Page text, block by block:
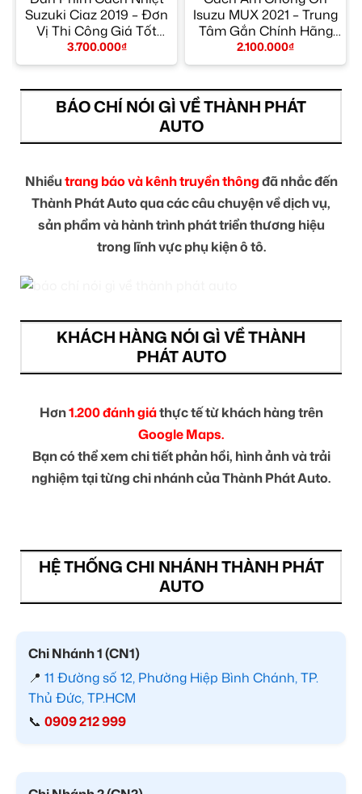
Suzuki Ciaz 2019 – Đơn
Vị Thi Công Giá Tốt
TPHCM
3.700.000₫
Isuzu MUX 2021 – Trung
Tâm Gắn Chính Hãng
Giá Tốt TPHCM
2.100.000₫
BÁO CHÍ NÓI GÌ VỀ THÀNH PHÁT
AUTO
Nhiềutrang báo và kênh truyền thôngđã nhắc đến
Thành Phát Auto qua các câu chuyện về dịch vụ,
sản phẩm và hành trình phát triển thương hiệu
trong lĩnh vực phụ kiện ô tô.
KHÁCH HÀNG NÓI GÌ VỀ THÀNH
PHÁT AUTO
Hơn1.200 đánh giáthực tế từ khách hàng trên
Google Maps.
Bạn có thể xem chi tiết phản hồi, hình ảnh và trải
nghiệm tại từng chi nhánh của Thành Phát Auto.
HỆ THỐNG CHI NHÁNH THÀNH PHÁT
AUTO
Chi Nhánh 1 (CN1)
📍 11 Đường số 12, Phường Hiệp Bình Chánh, TP.
Thủ Đức, TP.HCM
📞 0909 212 999